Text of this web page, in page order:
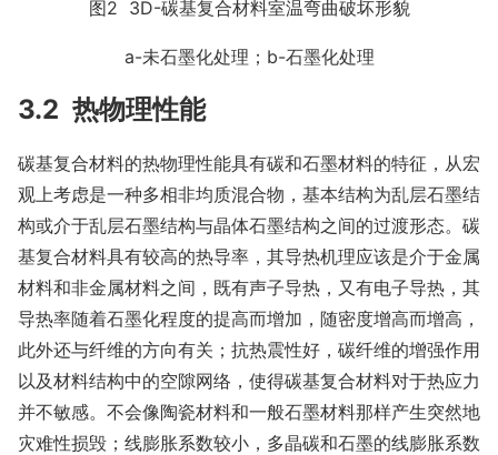
图2 3D-碳基复合材料室温弯曲破坏形貌
a-未石墨化处理；b-石墨化处理
3.2 热物理性能
碳基复合材料的热物理性能具有碳和石墨材料的特征，从宏
观上考虑是一种多相非均质混合物，基本结构为乱层石墨结
构或介于乱层石墨结构与晶体石墨结构之间的过渡形态。碳
基复合材料具有较高的热导率，其导热机理应该是介于金属
材料和非金属材料之间，既有声子导热，又有电子导热，其
导热率随着石墨化程度的提高而增加，随密度增高而增高，
此外还与纤维的方向有关；抗热震性好，碳纤维的增强作用
以及材料结构中的空隙网络，使得碳基复合材料对于热应力
并不敏感。不会像陶瓷材料和一般石墨材料那样产生突然地
灾难性损毁；线膨胀系数较小，多晶碳和石墨的线膨胀系数